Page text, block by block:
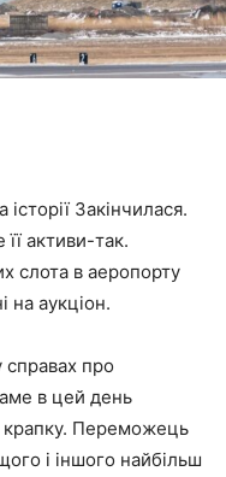
Закінчилася.
активи-так.
слота в аеропорту
на аукціон.
справах про
в цей день
крапку. Переможець
і іншого найбільш